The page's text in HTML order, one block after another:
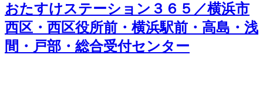
おたすけステーション３６５／横浜市
西区・西区役所前・横浜駅前・高島・浅
間・戸部・総合受付センター